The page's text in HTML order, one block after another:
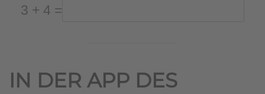
3 + 4 =
IN DER APP DES